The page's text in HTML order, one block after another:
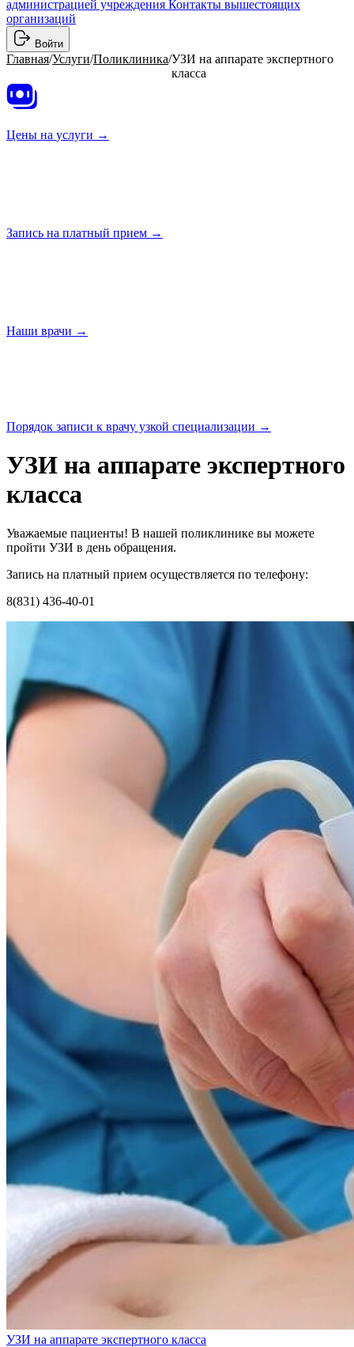
администрацией учреждения Контакты вышестоящих
организаций
Войти
Главная/Услуги/Поликлиника/УЗИ на аппарате экспертного
класса
Цены на услуги →
Запись на платный прием →
Наши врачи →
Порядок записи к врачу узкой специализации →
УЗИ на аппарате экспертного
класса
Уважаемые пациенты! В нашей поликлинике вы можете
пройти УЗИ в день обращения.
Запись на платный прием осуществляется по телефону:
8(831) 436-40-01
УЗИ на аппарате экспертного класса